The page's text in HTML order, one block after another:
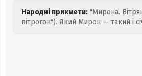
Народні прикмети: "Мирона.
вітрогон"). Який Мирон — такий і